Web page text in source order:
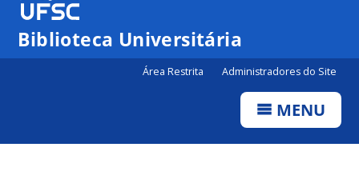
Canais
Biblioteca Universitária
Área Restrita Administradores do Site
MENU